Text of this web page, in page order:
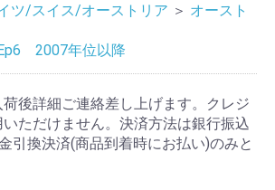
ツ/スイス/オーストリア ＞ オースト
2007年位以降
後詳細ご連絡差し上げます。クレジ
ただけません。決済方法は銀行振込
引換決済(商品到着時にお払い)のみと